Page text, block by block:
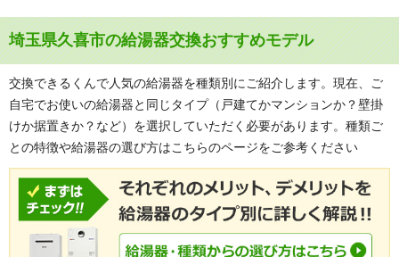
埼玉県久喜市の給湯器交換おすすめモデル
交換できるくんで人気の給湯器を種類別にご紹介します。現在、ご
自宅でお使いの給湯器と同じタイプ（戸建てかマンションか？壁掛
けか据置きか？など）を選択していただく必要があります。種類ご
との特徴や給湯器の選び方はこちらのページをご参考ください